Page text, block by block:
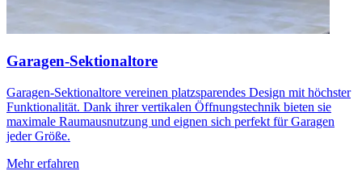
Garagen-Sektionaltore
Garagen-Sektionaltore vereinen platzsparendes Design mit höchster
Funktionalität. Dank ihrer vertikalen Öffnungstechnik bieten sie
maximale Raumausnutzung und eignen sich perfekt für Garagen
jeder Größe.
Mehr erfahren